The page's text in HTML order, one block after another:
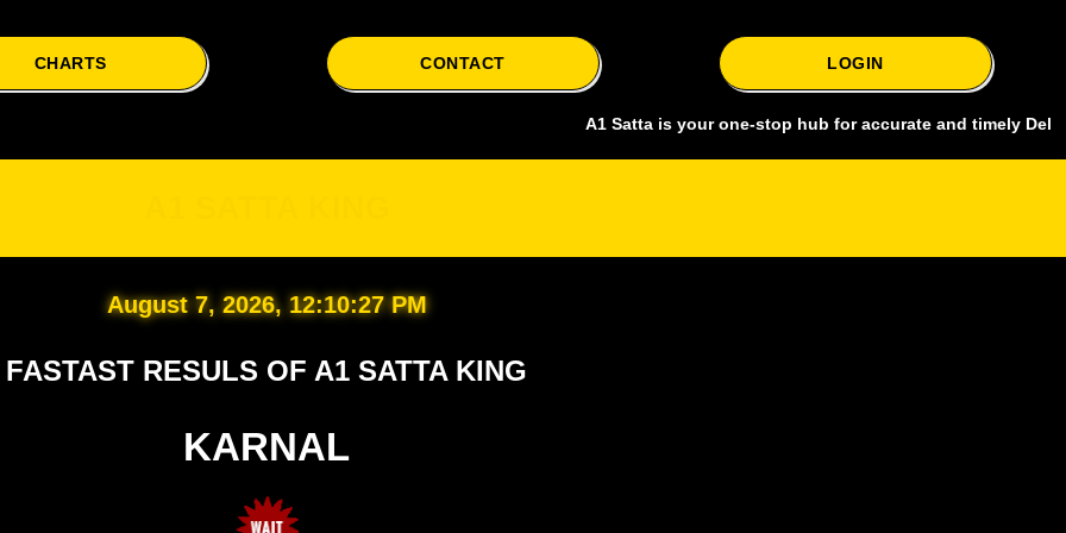
CHARTS CONTACT LOGIN
A1 Satta is your one-stop hub for accurate and timely Delhi
August 7, 2026, 12:10:28 PM
FASTAST RESULS OF A1 SATTA KING
KARNAL